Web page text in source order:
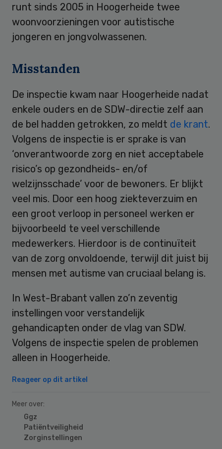
runt sinds 2005 in Hoogerheide twee
woonvoorzieningen voor autistische
jongeren en jongvolwassenen.
Misstanden
De inspectie kwam naar Hoogerheide nadat
enkele ouders en de SDW-directie zelf aan
de bel hadden getrokken, zo meldt de krant.
Volgens de inspectie is er sprake is van
‘onverantwoorde zorg en niet acceptabele
risico’s op gezondheids- en/of
welzijnsschade’ voor de bewoners. Er blijkt
veel mis. Door een hoog ziekteverzuim en
een groot verloop in personeel werken er
bijvoorbeeld te veel verschillende
medewerkers. Hierdoor is de continuïteit
van de zorg onvoldoende, terwijl dit juist bij
mensen met autisme van cruciaal belang is.
In West-Brabant vallen zo’n zeventig
instellingen voor verstandelijk
gehandicapten onder de vlag van SDW.
Volgens de inspectie spelen de problemen
alleen in Hoogerheide.
Reageer op dit artikel
Meer over:
Ggz
Patiëntveiligheid
Zorginstellingen